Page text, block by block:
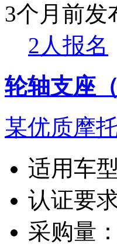
3个月前发
2人报名
轮轴支座（
某优质摩
适用车型
认证要求
采购量：